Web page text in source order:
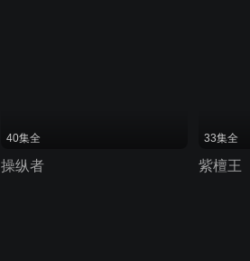
40集全
操纵者
33集全
紫檀王